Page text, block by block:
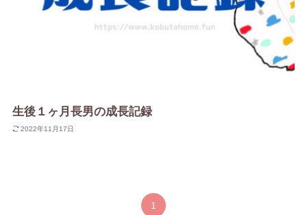
生後１ヶ月長男の成長記録
2022年11月17日
1